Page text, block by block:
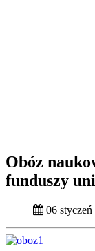
Obóz
funduszy
06 styczeń